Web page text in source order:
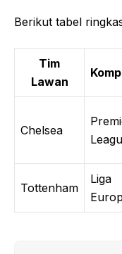
Berikut tabel
Tim
Lawan
Chelsea
Tottenham
Liga